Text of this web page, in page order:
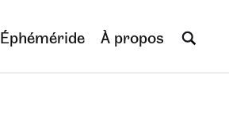
Éphéméride À propos